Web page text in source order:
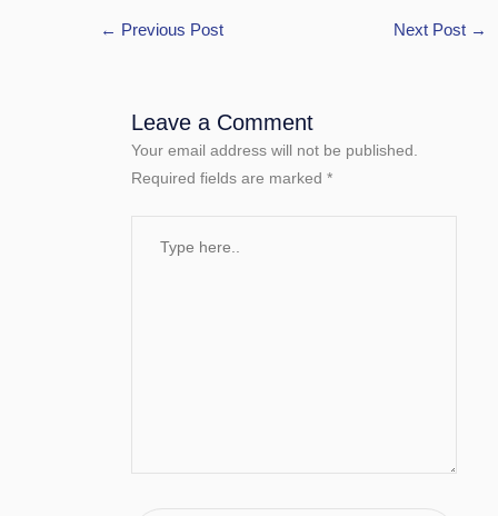
← Previous Post Next Post →
Leave a Comment
Your email address will not be published.
Required fields are marked *
here..